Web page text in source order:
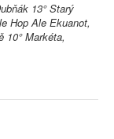
13° Starý
Hop Ale Ekuanot,
10° Markéta,